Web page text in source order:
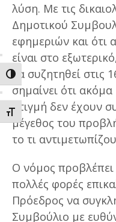
ΕΝΑΛΛΑΓΗ ΥΨΗΛΗΣ
ΕΝΑΛΛΑΓΗ ΜΕΓΕΘΟΥΣ
λύση. Με τις
Δημοτικού
εφημεριών και ότι
είναι στο
να συζητηθεί στις
σημαίνει ότι
στιγμή δεν έχουν
μέγεθος του
το τι
Ο νόμος
πολλές φορές
Πρόεδρος να
Συμβούλιο με